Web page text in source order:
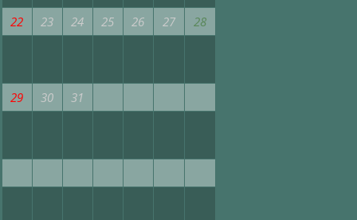
22 23 24 25 26 27 28
29 30 31